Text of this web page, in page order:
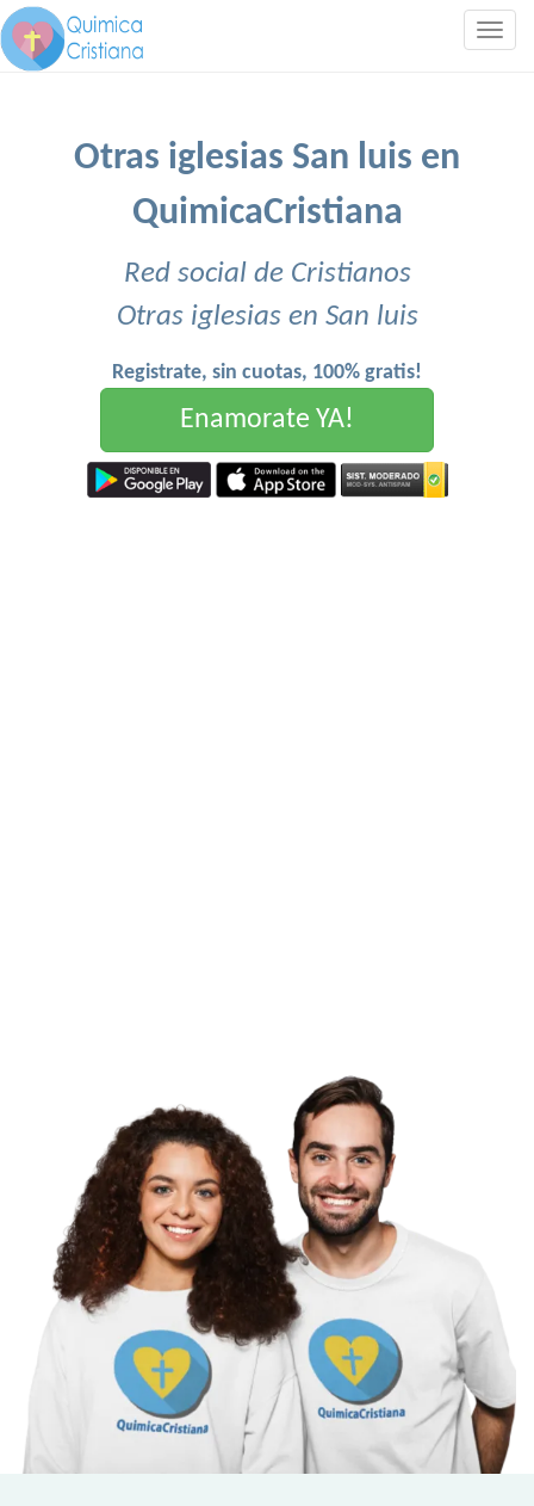
Otras iglesias San luis en
QuimicaCristiana
Red social de Cristianos
Otras iglesias en San luis
Registrate, sin cuotas, 100% gratis!
Enamorate YA!